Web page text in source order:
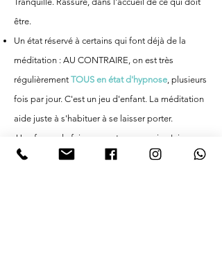
être.
Un état réservé à certains qui font déjà de la
méditation : AU CONTRAIRE, on est très
régulièrement TOUS en état d'hypnose, plusieurs
fois par jour. C'est un jeu d'enfant. La méditation
aide juste à s'habituer à se laisser porter.
Une façon de faire remonter ce que je n'ai pas
besoin de savoir : AU CONTRAIRE, c'est votre